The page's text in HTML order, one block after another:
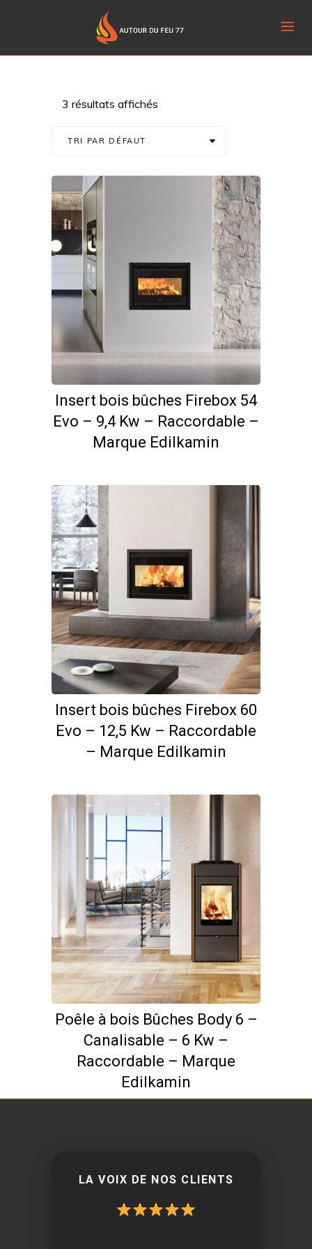
3 résultats affichés
TRI PAR DÉFAUT
Insert bois bûches Firebox 54
Evo – 9,4 Kw – Raccordable –
Marque Edilkamin
Insert bois bûches Firebox 60
Evo – 12,5 Kw – Raccordable
– Marque Edilkamin
Poêle à bois Bûches Body 6 –
Canalisable – 6 Kw –
Raccordable – Marque
Edilkamin
LA VOIX DE NOS CLIENTS